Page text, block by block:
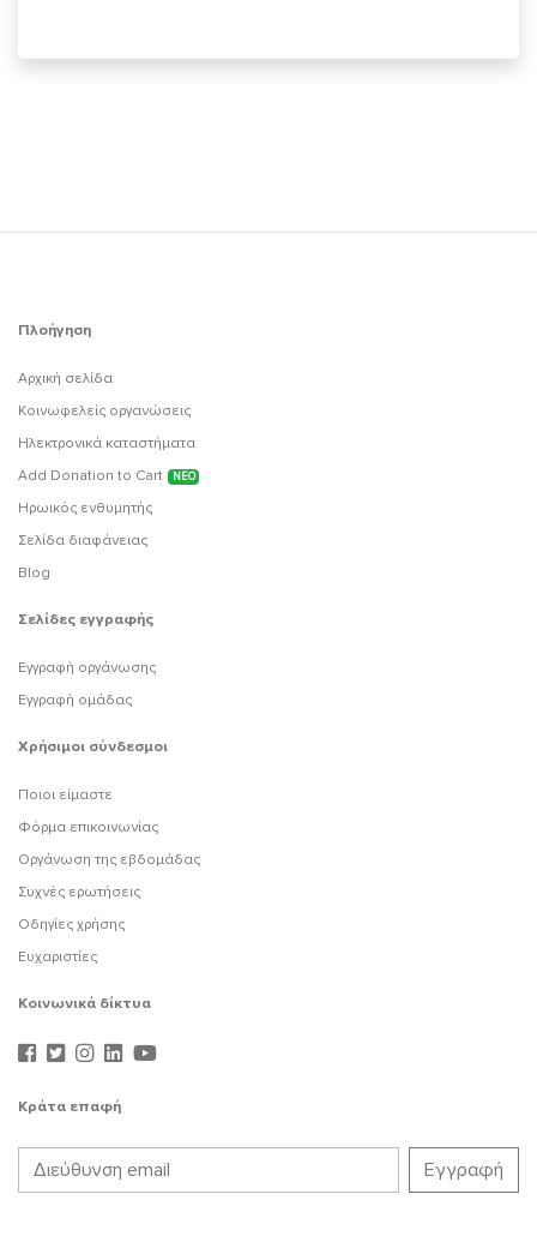
Πλοήγηση
Αρχική σελίδα
Κοινωφελείς οργανώσεις
Ηλεκτρονικά καταστήματα
Add Donation to Cart
ΝΕΟ
Ηρωικός ενθυμητής
Σελίδα διαφάνειας
Blog
Σελίδες εγγραφής
Εγγραφή οργάνωσης
Εγγραφή ομάδας
Χρήσιμοι σύνδεσμοι
Ποιοι είμαστε
Φόρμα επικοινωνίας
Οργάνωση της εβδομάδας
Συχνές ερωτήσεις
Οδηγίες χρήσης
Ευχαριστίες
Κοινωνικά δίκτυα
Κράτα επαφή